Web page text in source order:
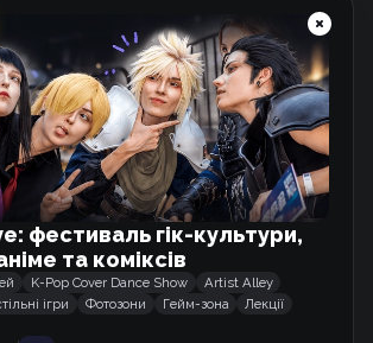
першого рівня.
мечі.
фестиваль гік-культури,
та коміксів
K-Pop Cover Dance Show
Artist Alley
ігри Фотозони Гейм-зона
Лекції